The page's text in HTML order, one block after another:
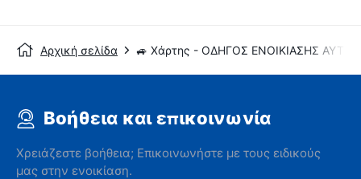
Αρχική σελίδα 🚙 Χάρτης - ΟΔΗΓΟΣ ΕΝΟΙΚΙΑΣΗΣ
Βοήθεια και επικοινωνία
Χρειάζεστε βοήθεια; Επικοινωνήστε με τους ειδικούς
μας στην ενοικίαση.